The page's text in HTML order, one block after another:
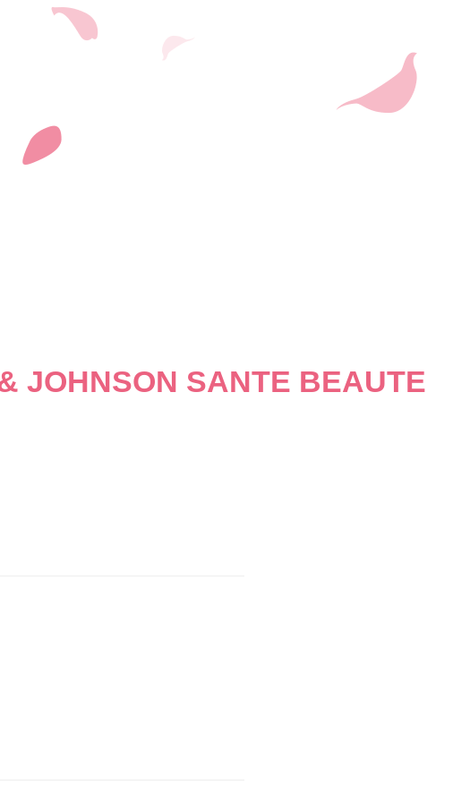
JOHNSON SANTE BEAUTE